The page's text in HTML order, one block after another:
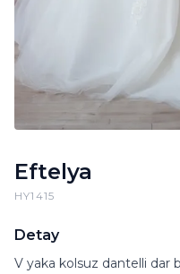
Eftelya
HY1415
Detay
V yaka kolsuz dantelli dar